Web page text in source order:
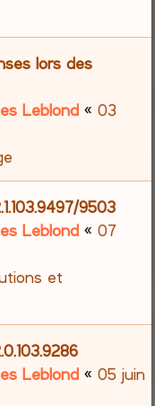
lors des
Leblond «03
9503
Leblond «07
et
Leblond «05 juin